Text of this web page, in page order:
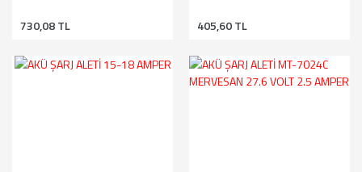
730,08 TL 405,60 TL